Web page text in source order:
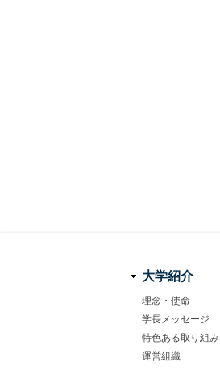
フ
ッ
大学紹介
理念・使命
学長メッセージ
特色ある取り組み
運営組織